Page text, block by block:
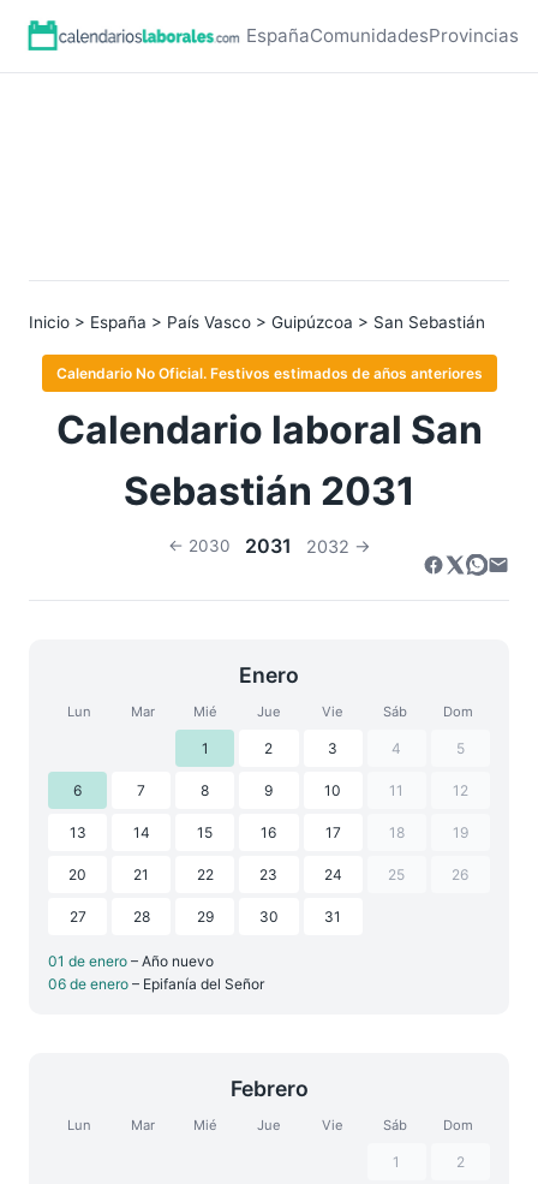
EspañaComunidadesProvincias
Inicio > España > País Vasco > Guipúzcoa > San Sebastián
Calendario No Oficial. Festivos estimados de años anteriores
Calendario laboral San
Sebastián 2031
← 2030 2031 2032 →
Enero
Lun Mar Mié Jue Vie Sáb Dom
1 2 3 4 5
6 7 8 9 10 11 12
13 14 15 16 17 18 19
20 21 22 23 24 25 26
27 28 29 30 31
01 de enero – Año nuevo
06 de enero – Epifanía del Señor
Febrero
Lun Mar Mié Jue Vie Sáb Dom
1 2